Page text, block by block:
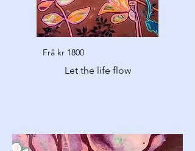
Frå kr 1800
Let the life flow